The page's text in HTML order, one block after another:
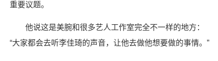
重要议题。
他说这是美腕和很多艺人工作室完全不一样的地方：
“大家都会去听李佳琦的声音，让他去做他想要做的事情。”